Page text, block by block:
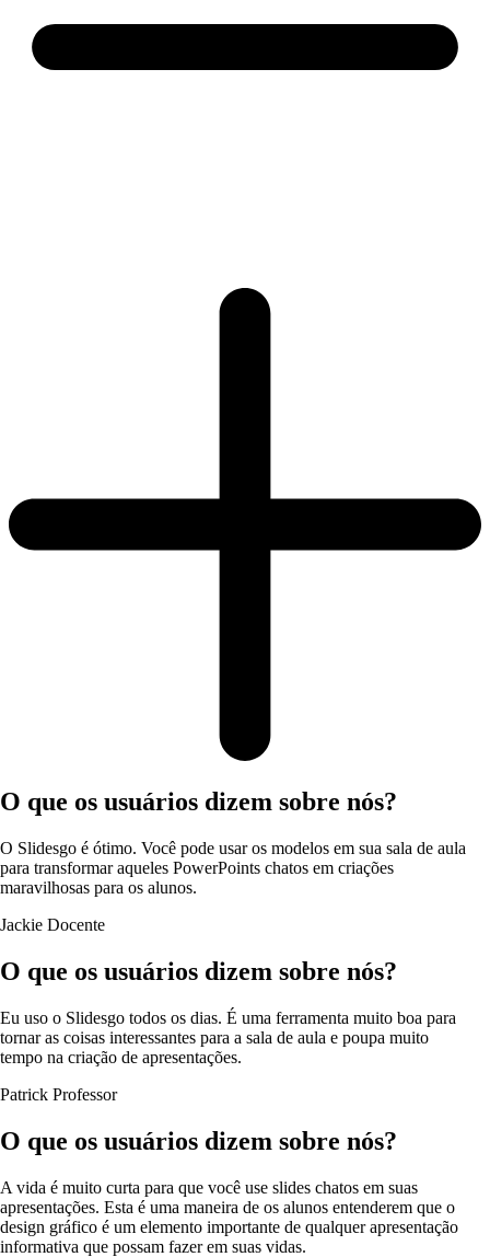
O que os usuários dizem sobre nós?
O Slidesgo é ótimo. Você pode usar os modelos em sua sala de aula
para transformar aqueles PowerPoints chatos em criações
maravilhosas para os alunos.
Jackie Docente
O que os usuários dizem sobre nós?
Eu uso o Slidesgo todos os dias. É uma ferramenta muito boa para
tornar as coisas interessantes para a sala de aula e poupa muito
tempo na criação de apresentações.
Patrick Professor
O que os usuários dizem sobre nós?
A vida é muito curta para que você use slides chatos em suas
apresentações. Esta é uma maneira de os alunos entenderem que o
design gráfico é um elemento importante de qualquer apresentação
informativa que possam fazer em suas vidas.